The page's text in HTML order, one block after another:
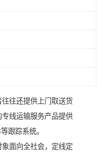
往还提供上门取送货
线运输服务产品提供
跟踪系统。
面向全社会，定线定